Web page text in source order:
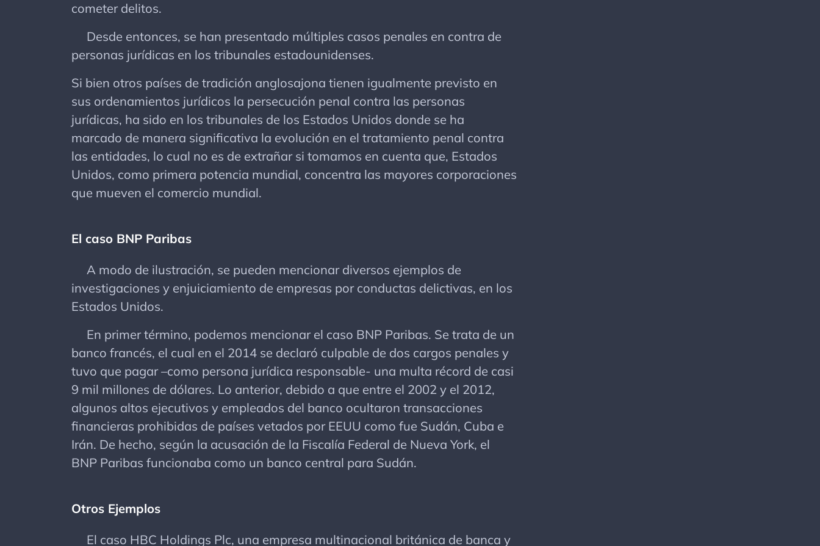
cometer delitos.
Desde entonces, se han presentado múltiples casos penales en contra de
personas jurídicas en los tribunales estadounidenses.
Si bien otros países de tradición anglosajona tienen igualmente previsto en
sus ordenamientos jurídicos la persecución penal contra las personas
jurídicas, ha sido en los tribunales de los Estados Unidos donde se ha
marcado de manera significativa la evolución en el tratamiento penal contra
las entidades, lo cual no es de extrañar si tomamos en cuenta que, Estados
Unidos, como primera potencia mundial, concentra las mayores corporaciones
que mueven el comercio mundial.
El caso BNP Paribas
A modo de ilustración, se pueden mencionar diversos ejemplos de
investigaciones y enjuiciamiento de empresas por conductas delictivas, en los
Estados Unidos.
En primer término, podemos mencionar el caso BNP Paribas. Se trata de un
banco francés, el cual en el 2014 se declaró culpable de dos cargos penales y
tuvo que pagar –como persona jurídica responsable- una multa récord de casi
9 mil millones de dólares. Lo anterior, debido a que entre el 2002 y el 2012,
algunos altos ejecutivos y empleados del banco ocultaron transacciones
financieras prohibidas de países vetados por EEUU como fue Sudán, Cuba e
Irán. De hecho, según la acusación de la Fiscalía Federal de Nueva York, el
BNP Paribas funcionaba como un banco central para Sudán.
Otros Ejemplos
El caso HBC Holdings Plc, una empresa multinacional británica de banca y